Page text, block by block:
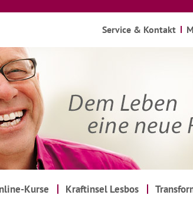
Kurse Kraftinsel Lesbos
Service & Kontakt